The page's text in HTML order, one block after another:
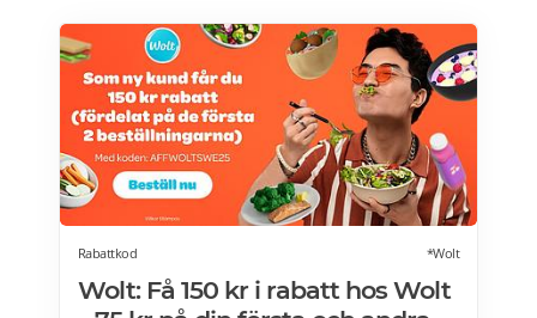
Rabattkod *Wolt
Wolt: Få 150 kr i rabatt hos Wolt